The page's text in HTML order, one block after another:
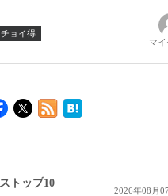
チョイ得
マ
トップ10
2026年08月